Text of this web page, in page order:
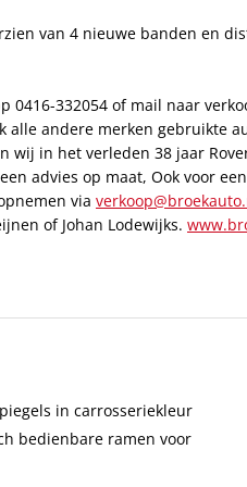
van 4 nieuwe banden en
332054 of mail naar
andere merken gebruikte
wij in het verleden 38 jaar
advies op maat, Ook voor
via
of Johan Lodewijks.
in carrosseriekleur
bedienbare ramen voor